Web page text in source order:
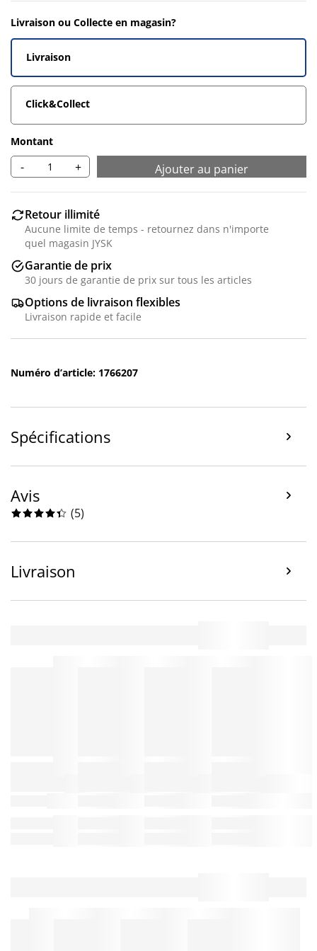
Livraison ou Collecte en magasin?
Livraison
Click&Collect
Montant
- + Ajouter au panier
Retour illimité
Aucune limite de temps - retournez dans n'importe
quel magasin JYSK
Garantie de prix
30 jours de garantie de prix sur tous les articles
Options de livraison flexibles
Livraison rapide et facile
Numéro d’article: 1766207
Spécifications
Avis
(5)
Livraison